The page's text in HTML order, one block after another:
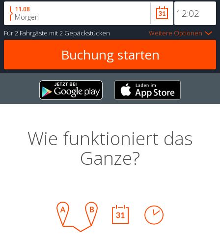
11.08
Morgen
Für2 Fahrgäste mit2 Gepäckstücken Weitere Optionen
Wie funktioniert das
Ganze?